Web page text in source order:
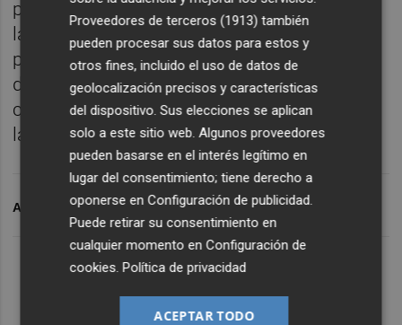
por el Empleo: "Con esta estrategia política,
la derecha desmantela el sistema de ayudas
para la contratación de personas
desempleadas de nuestra ciudad dejando
claro cuál es su apuesta por la inserción
laboral de los más vulnerables".
ARCHIVADO EN PSPV DE CASTELLÓ
Proveedores de terceros (1913) también
pueden procesar sus datos para estos y
otros fines, incluido el uso de datos de
geolocalización precisos y características
del dispositivo. Sus elecciones se aplican
solo a este sitio web. Algunos proveedores
pueden basarse en el interés legítimo en
lugar del consentimiento; tiene derecho a
oponerse enConfiguración de publicidad.
Puede retirar su consentimiento en
cualquier momento enConfiguración de
cookies.Política de privacidad
ACEPTAR TODO